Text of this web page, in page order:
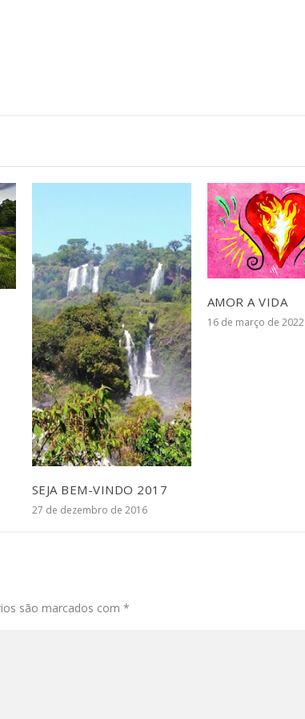
SEJA BEM-VINDO 2017
27 de dezembro de 2016
AMOR A VIDA
16 de março de 2022
são marcados com*